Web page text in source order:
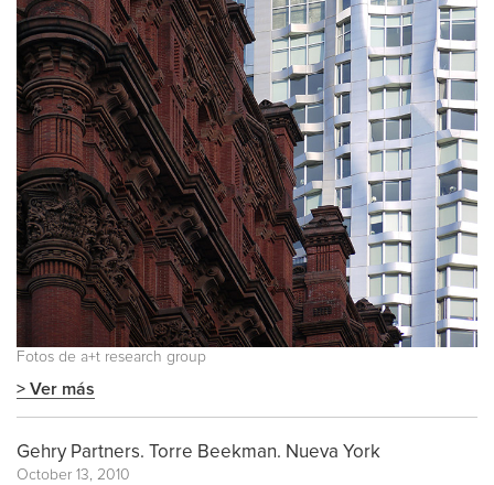
Fotos de a+t research group
> Ver más
Gehry Partners. Torre Beekman. Nueva York
October 13, 2010